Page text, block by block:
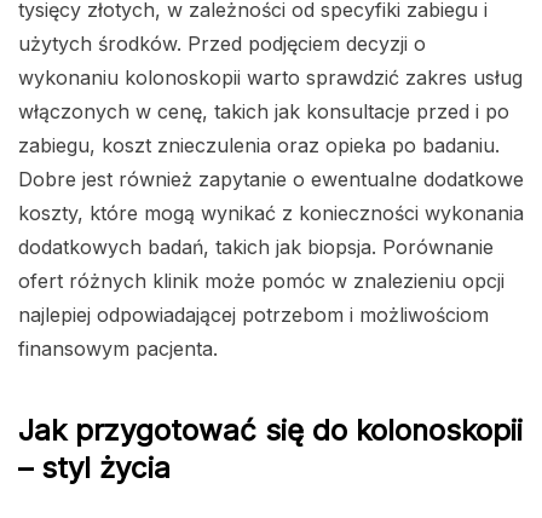
tysięcy złotych, w zależności od specyfiki zabiegu i
użytych środków. Przed podjęciem decyzji o
wykonaniu kolonoskopii warto sprawdzić zakres usług
włączonych w cenę, takich jak konsultacje przed i po
zabiegu, koszt znieczulenia oraz opieka po badaniu.
Dobre jest również zapytanie o ewentualne dodatkowe
koszty, które mogą wynikać z konieczności wykonania
dodatkowych badań, takich jak biopsja. Porównanie
ofert różnych klinik może pomóc w znalezieniu opcji
najlepiej odpowiadającej potrzebom i możliwościom
finansowym pacjenta.
Jak przygotować się do kolonoskopii
– styl życia